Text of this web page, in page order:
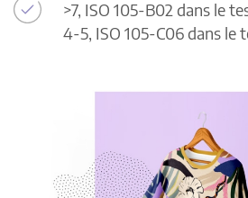
>7, ISO 105-B02 dans le
4-5, ISO 105-C06 dans le